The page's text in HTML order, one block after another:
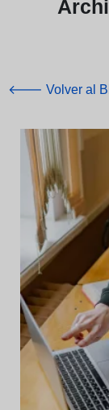
🡐 Volver al